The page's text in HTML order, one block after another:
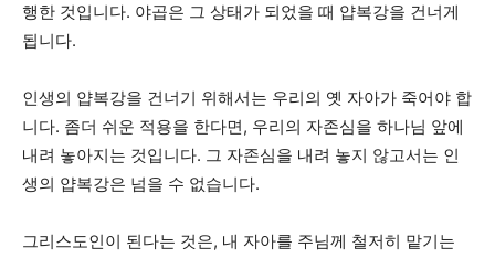
행한 것입니다. 야곱은 그 상태가 되었을 때 얍복강을 건너게
됩니다.
인생의 얍복강을 건너기 위해서는 우리의 옛 자아가 죽어야 합
니다. 좀더 쉬운 적용을 한다면, 우리의 자존심을 하나님 앞에
내려 놓아지는 것입니다. 그 자존심을 내려 놓지 않고서는 인
생의 얍복강은 넘을 수 없습니다.
그리스도인이 된다는 것은, 내 자아를 주님께 철저히 맡기는